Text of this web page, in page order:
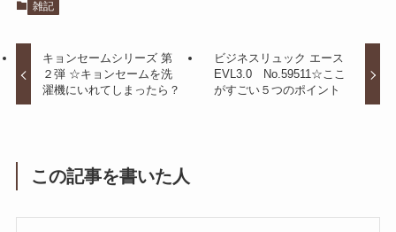
雑記
キョンセームシリーズ 第
２弾 ☆キョンセームを洗
濯機にいれてしまったら？
ビジネスリュック エース
EVL3.0 No.59511☆ここ
がすごい５つのポイント
この記事を書いた人